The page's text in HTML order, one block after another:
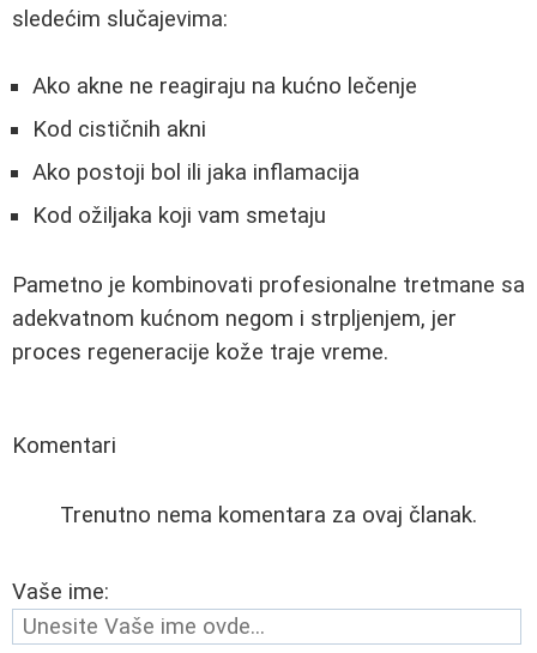
sledećim slučajevima:
Ako akne ne reagiraju na kućno lečenje
Kod cističnih akni
Ako postoji bol ili jaka inflamacija
Kod ožiljaka koji vam smetaju
Pametno je kombinovati profesionalne tretmane sa
adekvatnom kućnom negom i strpljenjem, jer
proces regeneracije kože traje vreme.
Komentari
Trenutno nema komentara za ovaj članak.
Vaše ime: